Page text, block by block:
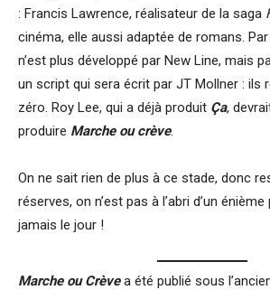
: Francis Lawrence, réalisateur de la saga
cinéma, elle aussi adaptée de romans.
n’est plus développé par New Line, mais
un script qui sera écrit par JT Mollner : ils
zéro. Roy Lee, qui a déjà produit Ça,
produire Marche ou crève.
On ne sait rien de plus à ce stade, donc
réserves, on n’est pas à l’abri d’un
jamais le jour !
Marche ou Crèvea été publié sous